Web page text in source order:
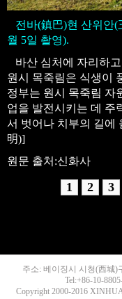
전바(鎮巴)현 산위안(
월 5일 촬영).
바산 심처에 자리하
원시 목죽림은 식생이
정부는 원시 목죽림 자
업을 발전시키는 데 주
서 벗어나 치부의 길에
明)]
원문 출처:신화사
1 2 3
주소: 베이징시 시청(西城)
Tel:+86-10-
Copyright 2000-2016